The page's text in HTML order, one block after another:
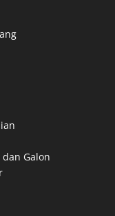
Galon